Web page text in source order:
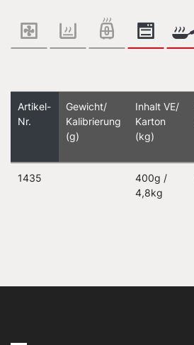
Artikel-
Nr.
Gewicht/
Kalibrierung
(g)
Inhalt VE/
Karton
(kg)
1435
400g /
4,8kg